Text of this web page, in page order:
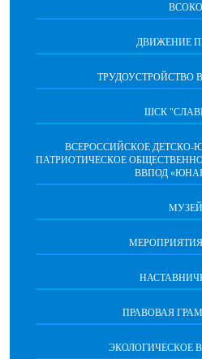
ВСОКО
ДВИЖЕНИЕ
ТРУДОУСТРОЙСТВО
ШСК
ВСЕРОССИЙСКОЕ
ПАТРИОТИЧЕСКОЕ
ВВПОД
МУЗЕЙ
ПРАВОВАЯ
ЭКОЛОГИЧЕСКОЕ